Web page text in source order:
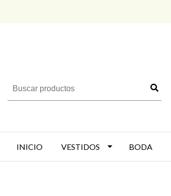
INICIO VESTIDOS BODA